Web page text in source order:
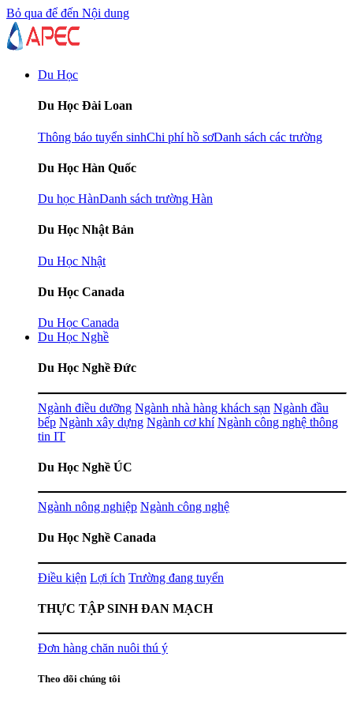
Bỏ qua để đến Nội dung
Du Học
Du Học Đài Loan
Thông báo tuyển sinhChi phí hồ sơDanh sách các trường
Du Học Hàn Quốc
Du học HànDanh sách trường Hàn
Du Học Nhật Bản
Du Học Nhật
Du Học Canada
Du Học Canada
Du Học Nghề
Du Học Nghề Đức
Ngành điều dưỡng Ngành nhà hàng khách sạn Ngành đầu
bếp Ngành xây dựng Ngành cơ khí Ngành công nghệ thông
tin IT
Du Học Nghề ÚC
Ngành nông nghiệp Ngành công nghệ
Du Học Nghề Canada
Điều kiện Lợi ích Trường đang tuyển
THỰC TẬP SINH ĐAN MẠCH
Đơn hàng chăn nuôi thú ý
Theo dõi chúng tôi